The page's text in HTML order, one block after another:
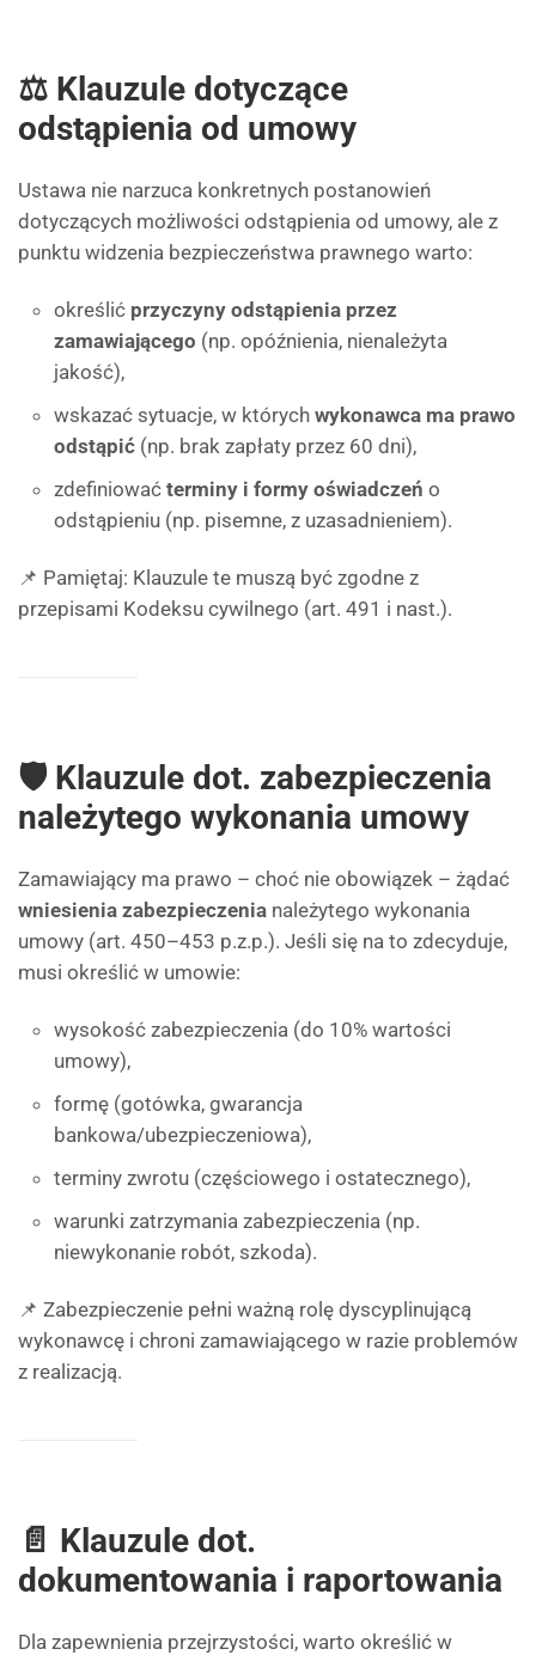
⚖ Klauzule dotyczące
odstąpienia od umowy
Ustawa nie narzuca konkretnych postanowień
dotyczących możliwości odstąpienia od umowy, ale z
punktu widzenia bezpieczeństwa prawnego warto:
określić przyczyny odstąpienia przez
zamawiającego (np. opóźnienia, nienależyta
jakość),
wskazać sytuacje, w których wykonawca ma prawo
odstąpić (np. brak zapłaty przez 60 dni),
zdefiniować terminy i formy oświadczeń o
odstąpieniu (np. pisemne, z uzasadnieniem).
📌 Pamiętaj: Klauzule te muszą być zgodne z
przepisami Kodeksu cywilnego (art. 491 i nast.).
🛡 Klauzule dot. zabezpieczenia
należytego wykonania umowy
Zamawiający ma prawo – choć nie obowiązek – żądać
wniesienia zabezpieczenia należytego wykonania
umowy (art. 450–453 p.z.p.). Jeśli się na to zdecyduje,
musi określić w umowie:
wysokość zabezpieczenia (do 10% wartości
umowy),
formę (gotówka, gwarancja
bankowa/ubezpieczeniowa),
terminy zwrotu (częściowego i ostatecznego),
warunki zatrzymania zabezpieczenia (np.
niewykonanie robót, szkoda).
📌 Zabezpieczenie pełni ważną rolę dyscyplinującą
wykonawcę i chroni zamawiającego w razie problemów
z realizacją.
📄 Klauzule dot.
dokumentowania i raportowania
Dla zapewnienia przejrzystości, warto określić w